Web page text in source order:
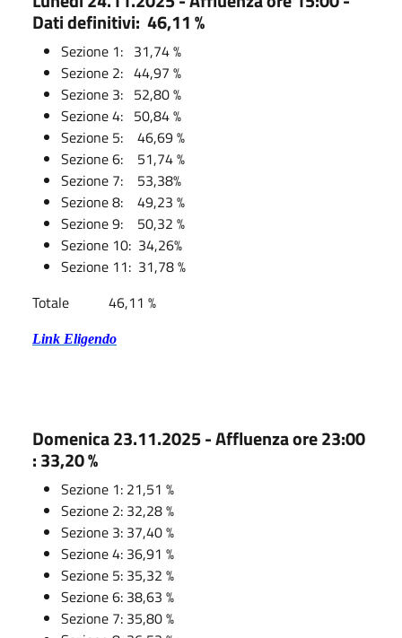
Dati definitivi: 46,11 %
Sezione 1: 31,74 %
Sezione 2: 44,97 %
Sezione 3: 52,80 %
Sezione 4: 50,84 %
Sezione 5: 46,69 %
Sezione 6: 51,74 %
Sezione 7:
53,38%
Sezione 8:
49,23 %
Sezione 9:
50,32 %
Sezione 10: 34,26%
Sezione 11: 31,78 %
Totale
46,11 %
Link Eligendo
Domenica 23.11.2025 - Affluenza ore 23:00
: 33,20 %
Sezione 1: 21,51 %
Sezione 2: 32,28 %
Sezione 3: 37,40 %
Sezione 4: 36,91 %
Sezione 5: 35,32 %
Sezione 6: 38,63 %
Sezione 7: 35,80 %